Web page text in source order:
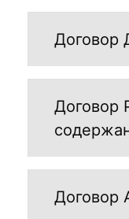
Договор
Договор
Договор